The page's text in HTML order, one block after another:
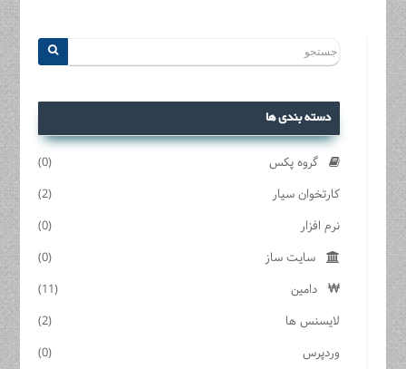
دسته بندی ها
گروه پکس
(0)
کارتخوان سیار
(2)
نرم افزار
(0)
سایت ساز
(0)
دامین
(11)
لایسنس ها
(2)
وردپرس
(0)